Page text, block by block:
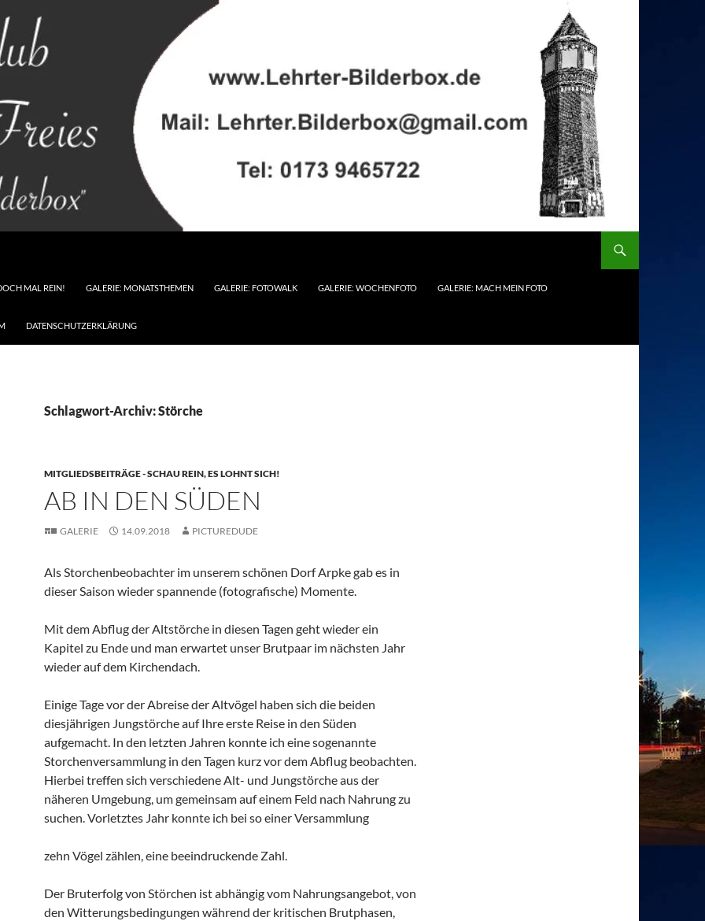
MAL REIN! GALERIE: MONATSTHEMEN GALERIE: FOTOWALK GALERIE: WOCHENFOTO GALERIE: MACH MEIN FOTO
DATENSCHUTZERKLÄRUNG
Schlagwort-Archiv: Störche
MITGLIEDSBEITRÄGE - SCHAU REIN, ES LOHNT SICH!
AB IN DEN SÜDEN
GALERIE 14.09.2018 PICTUREDUDE
Als Storchenbeobachter im unserem schönen Dorf Arpke gab es in
dieser Saison wieder spannende (fotografische) Momente.
Mit dem Abflug der Altstörche in diesen Tagen geht wieder ein
Kapitel zu Ende und man erwartet unser Brutpaar im nächsten Jahr
wieder auf dem Kirchendach.
Einige Tage vor der Abreise der Altvögel haben sich die beiden
diesjährigen Jungstörche auf Ihre erste Reise in den Süden
aufgemacht. In den letzten Jahren konnte ich eine sogenannte
Storchenversammlung in den Tagen kurz vor dem Abflug beobachten.
Hierbei treffen sich verschiedene Alt- und Jungstörche aus der
näheren Umgebung, um gemeinsam auf einem Feld nach Nahrung zu
suchen. Vorletztes Jahr konnte ich bei so einer Versammlung
zehn Vögel zählen, eine beeindruckende Zahl.
Der Bruterfolg von Störchen ist abhängig vom Nahrungsangebot, von
den Witterungsbedingungen während der kritischen Brutphasen,